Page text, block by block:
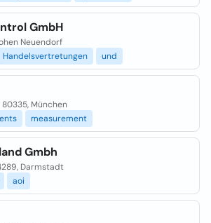
GmbH
Neuendorf
Handelsvertretungen und
München
measurement
Gmbh
Darmstadt
aoi